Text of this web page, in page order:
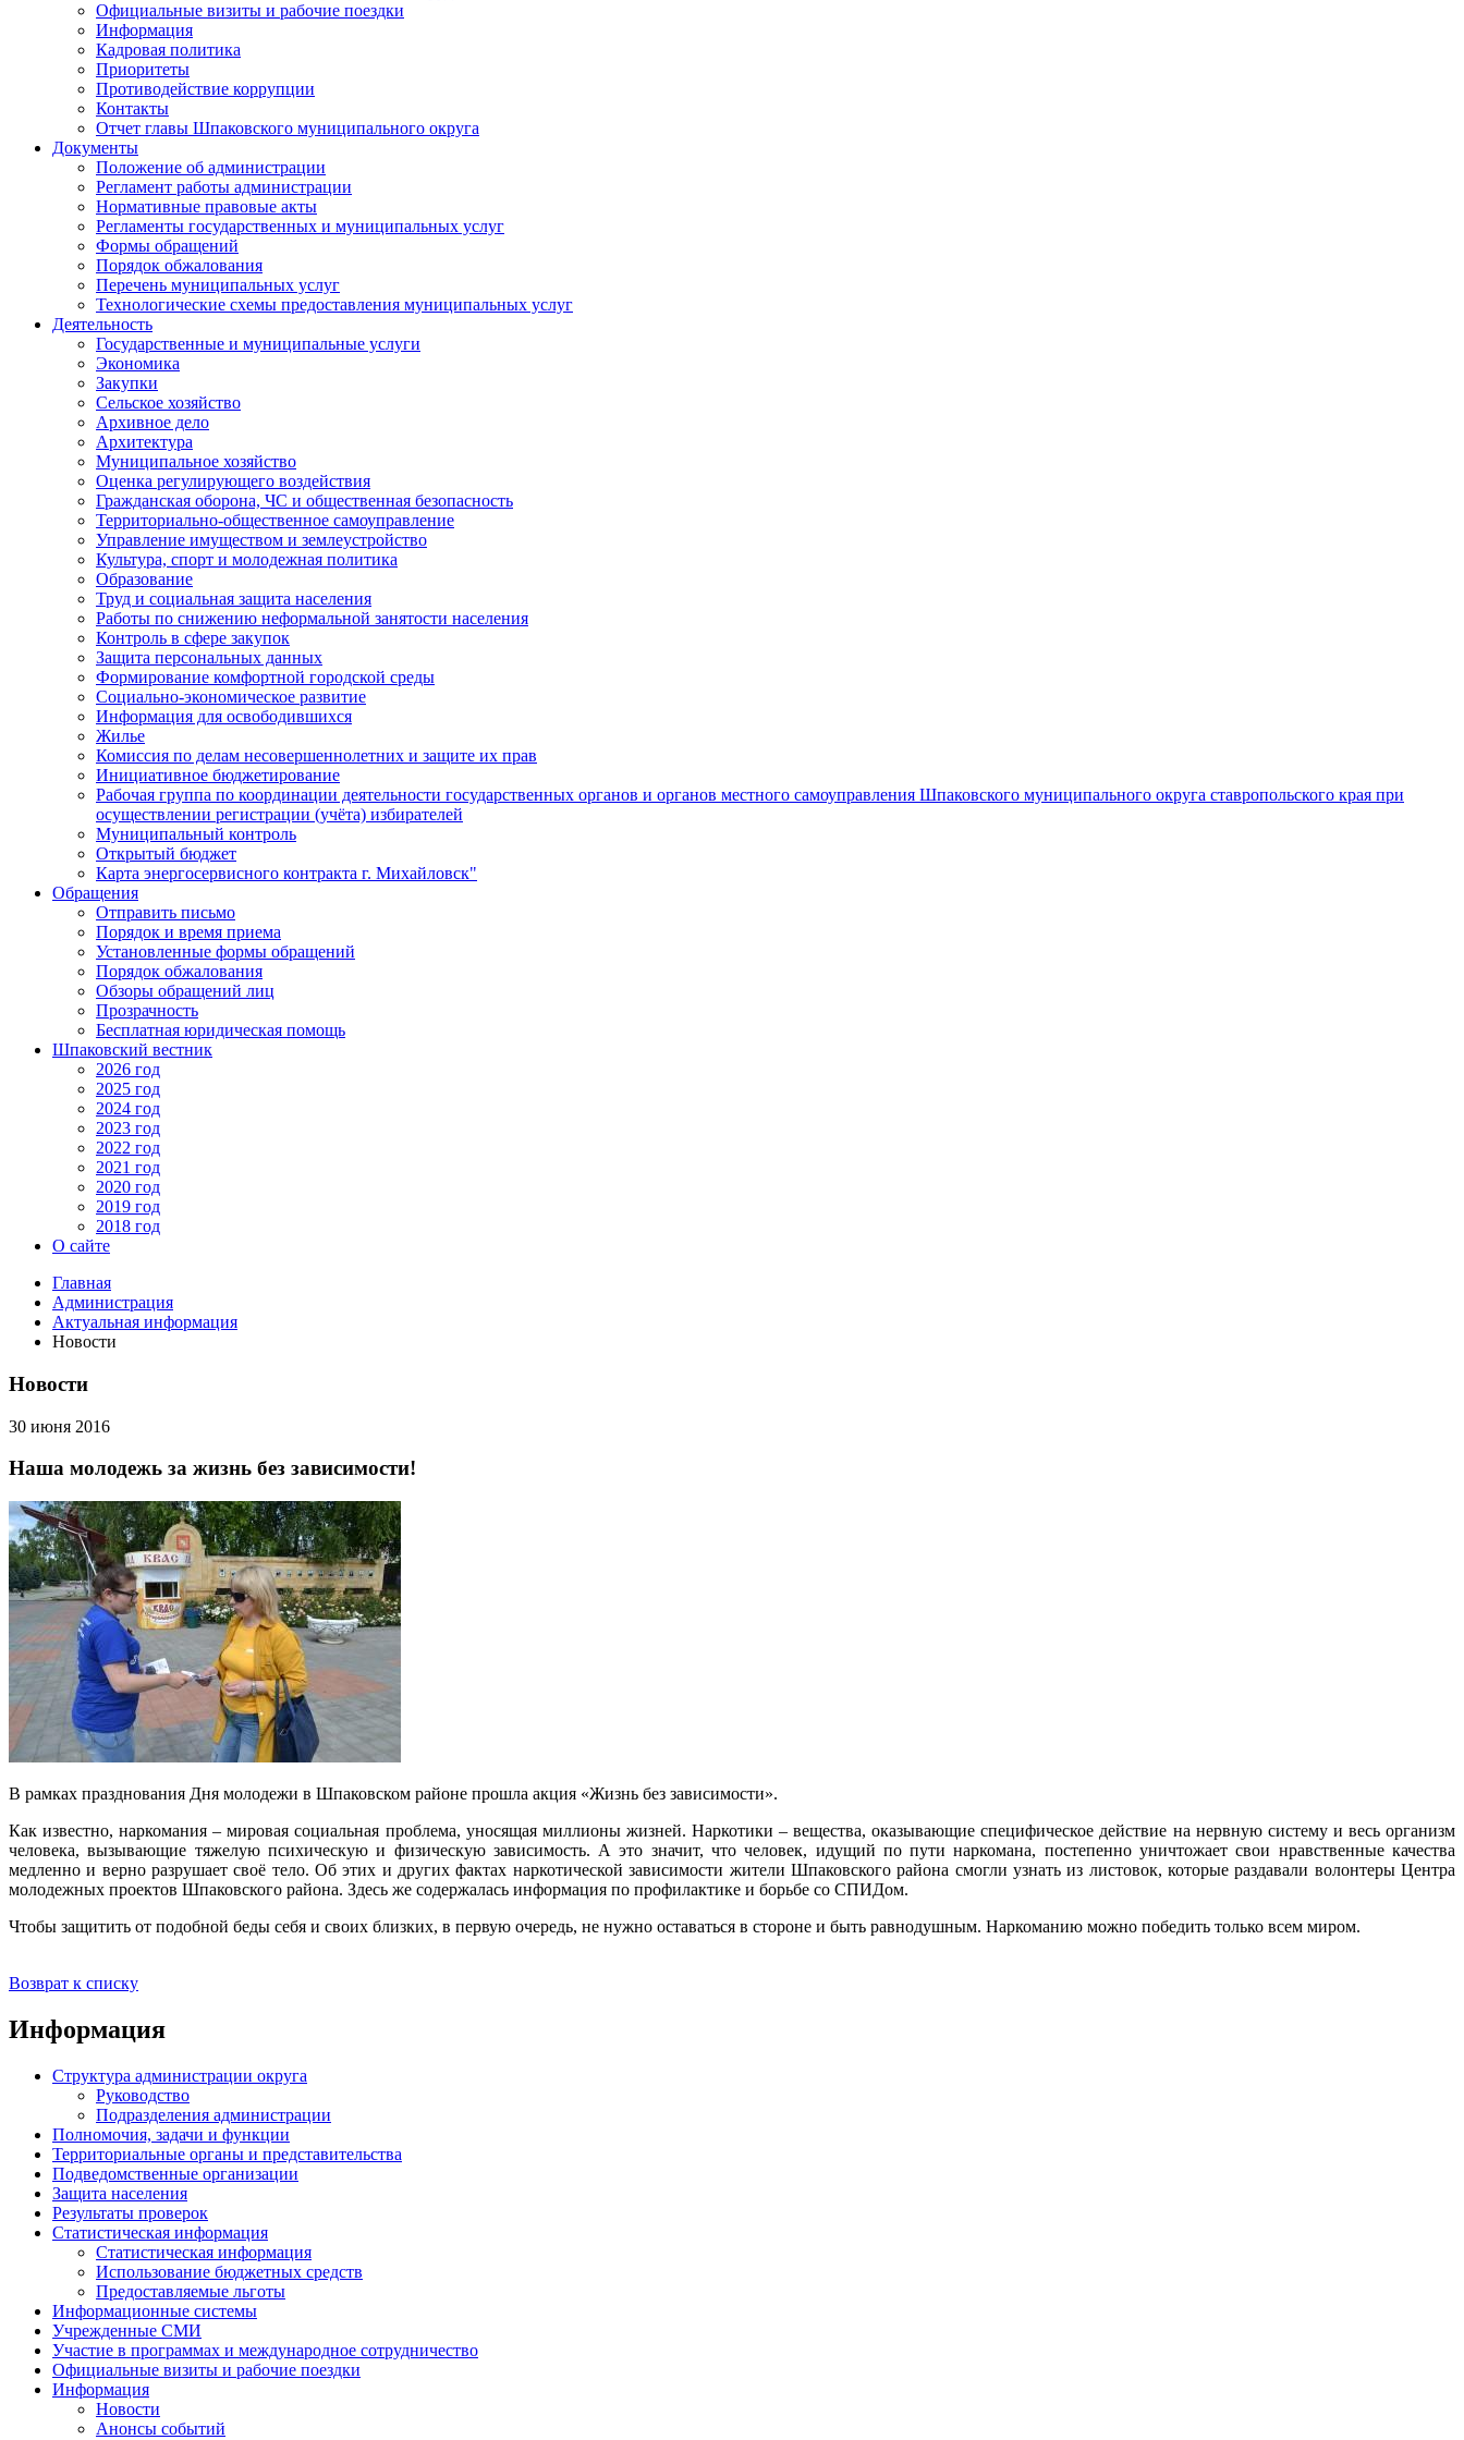
Официальные визиты и рабочие поездки
Информация
Кадровая политика
Приоритеты
Противодействие коррупции
Контакты
Отчет главы Шпаковского муниципального округа
Документы
Положение об администрации
Регламент работы администрации
Нормативные правовые акты
Регламенты государственных и муниципальных услуг
Формы обращений
Порядок обжалования
Перечень муниципальных услуг
Технологические схемы предоставления муниципальных услуг
Деятельность
Государственные и муниципальные услуги
Экономика
Закупки
Сельское хозяйство
Архивное дело
Архитектура
Муниципальное хозяйство
Оценка регулирующего воздействия
Гражданская оборона, ЧС и общественная безопасность
Территориально-общественное самоуправление
Управление имуществом и землеустройство
Культура, спорт и молодежная политика
Образование
Труд и социальная защита населения
Работы по снижению неформальной занятости населения
Контроль в сфере закупок
Защита персональных данных
Формирование комфортной городской среды
Социально-экономическое развитие
Информация для освободившихся
Жилье
Комиссия по делам несовершеннолетних и защите их прав
Инициативное бюджетирование
Рабочая группа по координации деятельности государственных органов и органов местного самоуправления Шпаковского муниципального округа ставропольского края при
осуществлении регистрации (учёта) избирателей
Муниципальный контроль
Открытый бюджет
Карта энергосервисного контракта г. Михайловск"
Обращения
Отправить письмо
Порядок и время приема
Установленные формы обращений
Порядок обжалования
Обзоры обращений лиц
Прозрачность
Бесплатная юридическая помощь
Шпаковский вестник
2026 год
2025 год
2024 год
2023 год
2022 год
2021 год
2020 год
2019 год
2018 год
О сайте
Главная
Администрация
Актуальная информация
Новости
Новости
30 июня 2016
Наша молодежь за жизнь без зависимости!
В рамках празднования Дня молодежи в Шпаковском районе прошла акция «Жизнь без зависимости».
Как известно, наркомания – мировая социальная проблема, уносящая миллионы жизней. Наркотики – вещества, оказывающие специфическое действие на нервную систему и весь организм
человека, вызывающие тяжелую психическую и физическую зависимость. А это значит, что человек, идущий по пути наркомана, постепенно уничтожает свои нравственные качества
медленно и верно разрушает своё тело. Об этих и других фактах наркотической зависимости жители Шпаковского района смогли узнать из листовок, которые раздавали волонтеры Центра
молодежных проектов Шпаковского района. Здесь же содержалась информация по профилактике и борьбе со СПИДом.
Чтобы защитить от подобной беды себя и своих близких, в первую очередь, не нужно оставаться в стороне и быть равнодушным. Наркоманию можно победить только всем миром.
Возврат к списку
Информация
Структура администрации округа
Руководство
Подразделения администрации
Полномочия, задачи и функции
Территориальные органы и представительства
Подведомственные организации
Защита населения
Результаты проверок
Статистическая информация
Статистическая информация
Использование бюджетных средств
Предоставляемые льготы
Информационные системы
Учрежденные СМИ
Участие в программах и международное сотрудничество
Официальные визиты и рабочие поездки
Информация
Новости
Анонсы событий